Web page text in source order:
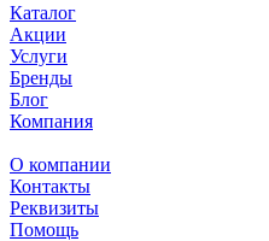
Каталог
Акции
Услуги
Бренды
Блог
Компания
О компании
Контакты
Реквизиты
Помощь